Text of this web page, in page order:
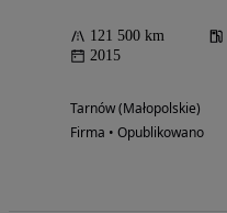
121 500 km
2015
Tarnów (Małopolskie)
Firma • Opublikowano